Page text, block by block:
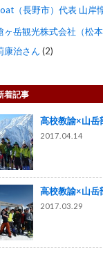
（長野市）代表 山岸
ヶ岳観光株式会社（松
康治さん (2)
着記事
高校教諭×山岳
2017.04.14
高校教諭×山岳
2017.03.29